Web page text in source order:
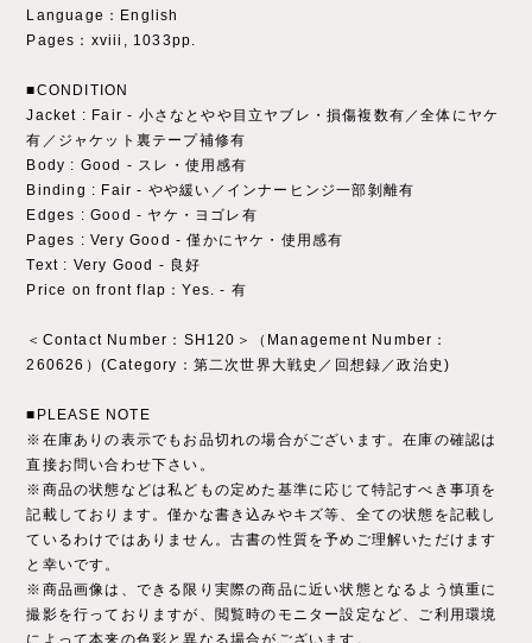
Language：English
Pages：xviii, 1033pp.
■CONDITION
Jacket : Fair - 小さなとやや目立ヤブレ・損傷複数有／全体にヤケ
有／ジャケット裏テープ補修有
Body : Good - スレ・使用感有
Binding : Fair - やや緩い／インナーヒンジ一部剝離有
Edges : Good - ヤケ・ヨゴレ有
Pages : Very Good - 僅かにヤケ・使用感有
Text : Very Good - 良好
Price on front flap：Yes. - 有
＜Contact Number：SH120＞（Management Number：
260626）(Category：第二次世界大戦史／回想録／政治史)
■PLEASE NOTE
※在庫ありの表示でもお品切れの場合がございます。在庫の確認は
直接お問い合わせ下さい。
※商品の状態などは私どもの定めた基準に応じて特記すべき事項を
記載しております。僅かな書き込みやキズ等、全ての状態を記載し
ているわけではありません。古書の性質を予めご理解いただけます
と幸いです。
※商品画像は、できる限り実際の商品に近い状態となるよう慎重に
撮影を行っておりますが、閲覧時のモニター設定など、ご利用環境
によって本来の色彩と異なる場合がございます。